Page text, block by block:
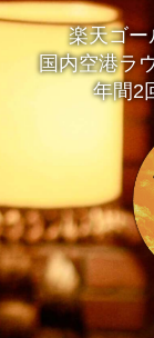
楽天ゴー
国内空港ラ
年間2